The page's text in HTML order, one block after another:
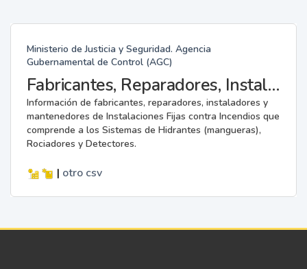
Ministerio de Justicia y Seguridad. Agencia
Gubernamental de Control (AGC)
Fabricantes, Reparadores, Instaladores y Mantenedores de Instalaciones Fijas contra Incendios.
Información de fabricantes, reparadores, instaladores y
mantenedores de Instalaciones Fijas contra Incendios que
comprende a los Sistemas de Hidrantes (mangueras),
Rociadores y Detectores.
| otro csv